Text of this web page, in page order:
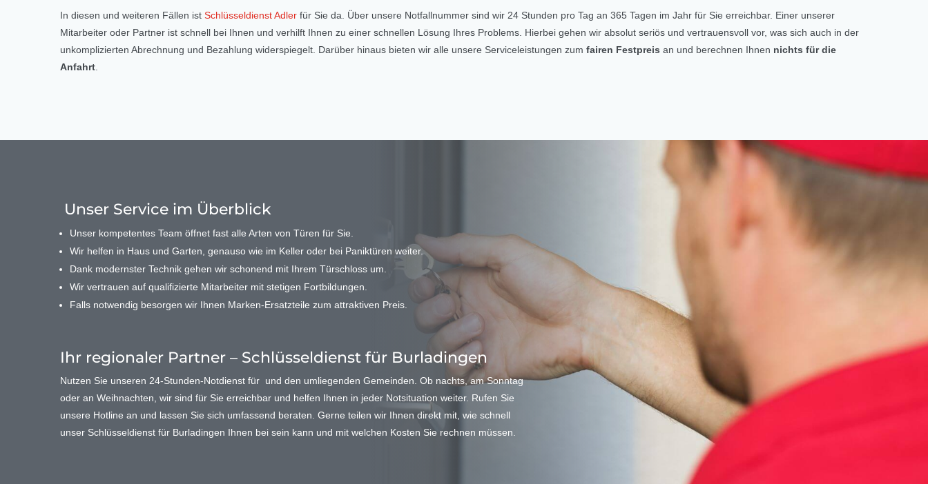
In diesen und weiteren Fällen ist Schlüsseldienst Adler für Sie da. Über unsere Notfallnummer sind wir 24 Stunden pro Tag an 365 Tagen im Jahr für Sie erreichbar. Einer unserer
Mitarbeiter oder Partner ist schnell bei Ihnen und verhilft Ihnen zu einer schnellen Lösung Ihres Problems. Hierbei gehen wir absolut seriös und vertrauensvoll vor, was sich auch in der
unkomplizierten Abrechnung und Bezahlung widerspiegelt. Darüber hinaus bieten wir alle unsere Serviceleistungen zum fairen Festpreis an und berechnen Ihnen nichts für die
Anfahrt
Unser Service im Überblick
Unser kompetentes Team öffnet fast alle Arten von Türen für Sie.
Wir helfen in Haus und Garten, genauso wie im Keller oder bei Paniktüren weiter.
Dank modernster Technik gehen wir schonend mit Ihrem Türschloss um.
Wir vertrauen auf qualifizierte Mitarbeiter mit stetigen Fortbildungen.
Falls notwendig besorgen wir Ihnen Marken-Ersatzteile zum attraktiven Preis.
Ihr regionaler Partner – Schlüsseldienst für Burladingen
Nutzen Sie unseren 24-Stunden-Notdienst für und den umliegenden Gemeinden. Ob nachts, am Sonntag
oder an Weihnachten, wir sind für Sie erreichbar und helfen Ihnen in jeder Notsituation weiter. Rufen Sie
unsere Hotline an und lassen Sie sich umfassend beraten. Gerne teilen wir Ihnen direkt mit, wie schnell
unser Schlüsseldienst für Burladingen Ihnen bei sein kann und mit welchen Kosten Sie rechnen müssen.